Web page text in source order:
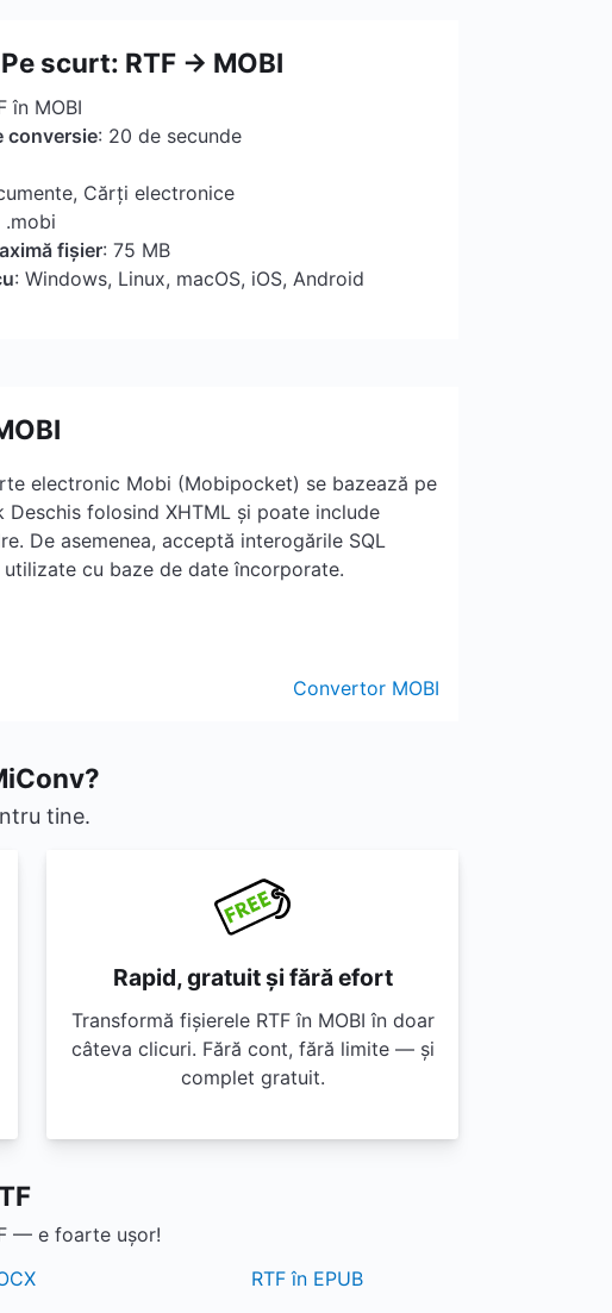
Pe scurt: RTF → MOBI
în MOBI
conversie: 20 de secunde
Cărți electronice
fișier: 75 MB
: Windows, Linux, macOS, iOS, Android
electronic Mobi (Mobipocket) se bazează pe
Deschis folosind XHTML și poate include
De asemenea, acceptă interogările SQL
cu baze de date încorporate.
Convertor MOBI
tine.
Rapid, gratuit și fără efort
Transformă fișierele RTF în MOBI în doar
câteva clicuri. Fără cont, fără limite — și
complet gratuit.
— e foarte ușor!
RTF în EPUB